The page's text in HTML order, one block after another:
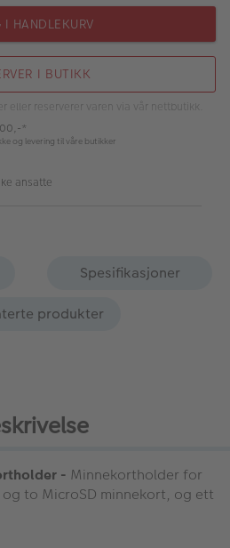
I HANDLEKURV
I BUTIKK
eller reserverer varen via vår nettbutikk.
*
og levering til våre butikker
ansatte
Spesifikasjoner
produkter
- Minnekortholder for
to MicroSD minnekort, og ett